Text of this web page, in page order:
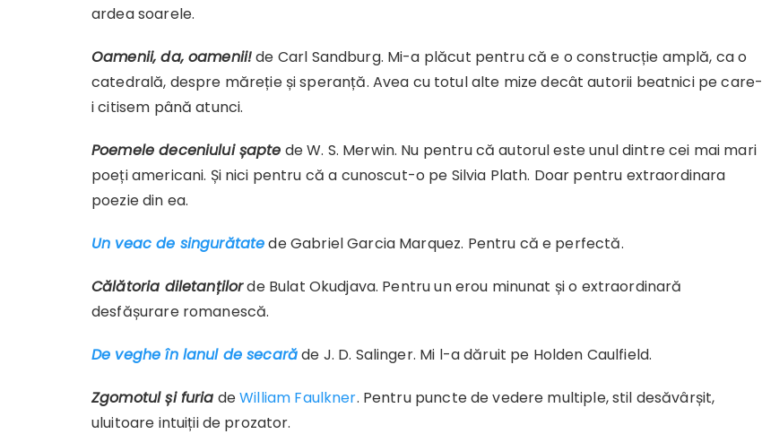
ardea soarele.
Oamenii, da, oamenii!de Carl Sandburg. Mi-a plăcut pentru că e o construcție amplă, ca o
catedrală, despre măreție și speranță. Avea cu totul alte mize decât autorii beatnici pe care-
i citisem până atunci.
Poemele deceniului șapte de W. S. Merwin. Nu pentru că autorul este unul dintre cei mai mari
poeți americani. Și nici pentru că a cunoscut-o pe Silvia Plath. Doar pentru extraordinara
poezie din ea.
Un veac de singurătatede Gabriel Garcia Marquez. Pentru că e perfectă.
Călătoria diletanțilorde Bulat Okudjava. Pentru un erou minunat și o extraordinară
desfășurare romanescă.
De veghe în lanul de secarăde J. D. Salinger. Mi l-a dăruit pe Holden Caulfield.
Zgomotul și furia deWilliam Faulkner. Pentru puncte de vedere multiple, stil desăvârșit,
uluitoare intuiții de prozator.